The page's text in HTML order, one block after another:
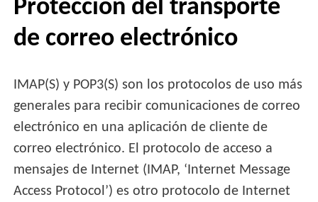
Protección del transporte
de correo electrónico
IMAP(S) y POP3(S) son los protocolos de uso más
generales para recibir comunicaciones de correo
electrónico en una aplicación de cliente de
correo electrónico. El protocolo de acceso a
mensajes de Internet (IMAP, ‘Internet Message
Access Protocol’) es otro protocolo de Internet